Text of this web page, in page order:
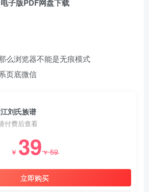
电子版PDF网盘下载
么浏览器不能是无痕模式
页底微信
刘氏族谱
付费后查看
￥ 39￥59
立即购买